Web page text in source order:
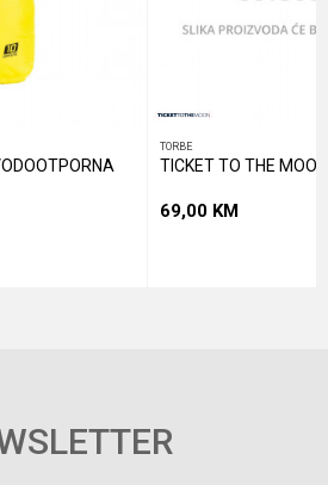
TORBE
TICKET TO THE
69,00 KM